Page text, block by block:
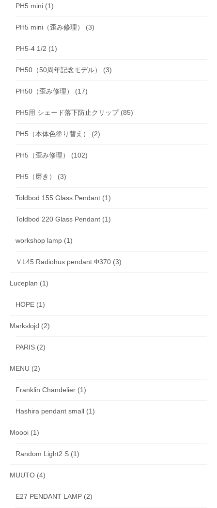
PH5 mini (1)
PH5 mini（歪み修理） (3)
PH5-4 1/2 (1)
PH50（50周年記念モデル） (3)
PH50（歪み修理） (17)
PH5用 シェード落下防止クリップ(85)
PH5（本体色塗り替え） (2)
PH5（歪み修理） (102)
PH5（磨き） (3)
Toldbod 155 Glass Pendant (1)
Toldbod 220 Glass Pendant (1)
workshop lamp (1)
ＶL45 Radiohus pendant Φ370 (3)
Luceplan (1)
HOPE (1)
Markslojd (2)
PARIS (2)
MENU (2)
Franklin Chandelier (1)
Hashira pendant small (1)
Moooi (1)
Random Light2 S (1)
MUUTO (4)
E27 PENDANT LAMP (2)